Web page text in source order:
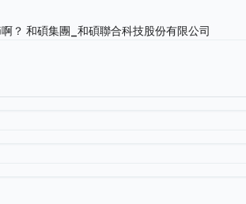
？ 和碩集團_和碩聯合科技股份有限公司